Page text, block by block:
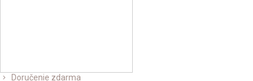
Doručenie zdarma